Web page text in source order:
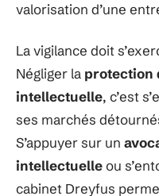
valorisation d’une
La vigilance doit
Négliger la protection
intellectuelle, c’est
ses marchés
S’appuyer sur un
intellectuelleou
cabinet Dreyfus